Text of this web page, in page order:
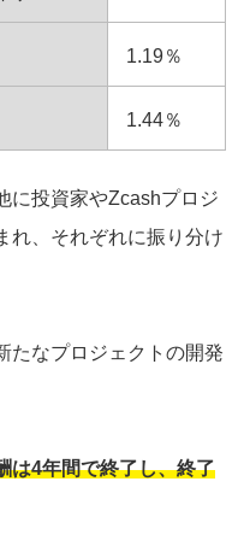
1.19％
1.44％
に投資家やZcashプロジ
れ、それぞれに振り分け
たなプロジェクトの開発
は4年間で終了し、終了